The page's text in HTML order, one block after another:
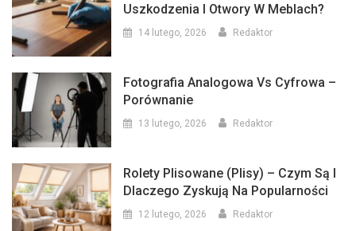
Uszkodzenia I Otwory W Meblach?
14 lutego, 2026 Redaktor
Fotografia Analogowa Vs Cyfrowa –
Porównanie
13 lutego, 2026 Redaktor
Rolety Plisowane (plisy) – Czym Są I
Dlaczego Zyskują Na Popularności
12 lutego, 2026 Redaktor